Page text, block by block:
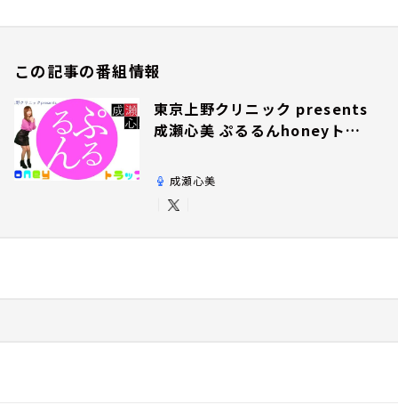
この記事の番組情報
東京上野クリニック presents
成瀬心美 ぷるるんhoneyトラ
成瀬心美